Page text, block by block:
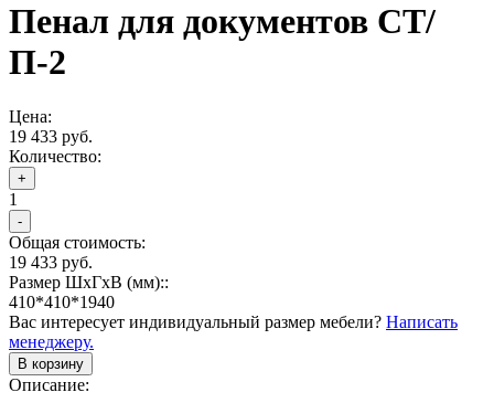
Пенал для документов СТ/
П-2
Цена:
19 433 руб.
Количество:
+
1
-
Общая стоимость:
19 433 руб.
Размер ШхГхВ (мм)::
410*410*1940
Вас интересует индивидуальный размер мебели? Написать
менеджеру.
В корзину
Описание: